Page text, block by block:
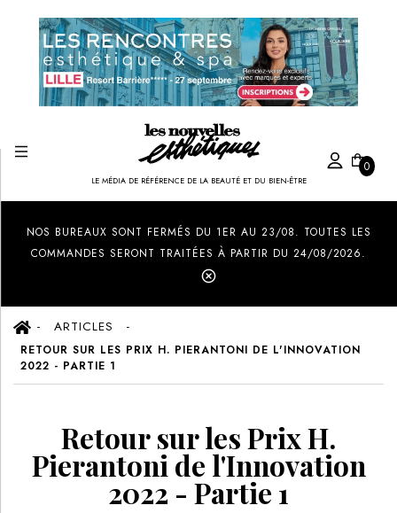
LE MÉDIA DE RÉFÉRENCE DE LA BEAUTÉ ET DU BIEN-ÊTRE
0
NOS BUREAUX SONT FERMÉS DU 1ER AU 23/08. TOUTES LES
COMMANDES SERONT TRAITÉES À PARTIR DU 24/08/2026.
ARTICLES
RETOUR SUR LES PRIX H. PIERANTONI DE L'INNOVATION
2022 - PARTIE 1
Retour sur les Prix H.
Pierantoni de l'Innovation
2022 - Partie 1